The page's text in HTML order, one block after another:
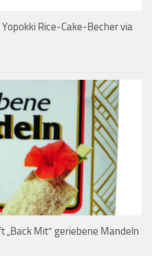
Rice-Cake-Becher via
„Back Mit“ geriebene Mandeln